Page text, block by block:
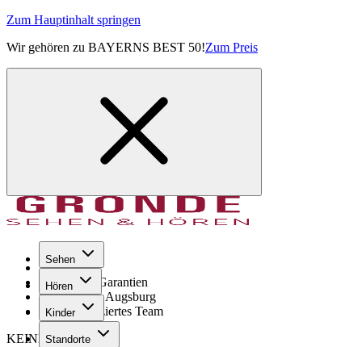
Zum Hauptinhalt springen
Wir gehören zu BAYERNS BEST 50!Zum Preis
Sehen
Hören
Kinder
Standorte
Seit 1971
GRONDE Garantien
8× im Raum Augsburg
Hochqualifiziertes Team
KEINE SORGE!